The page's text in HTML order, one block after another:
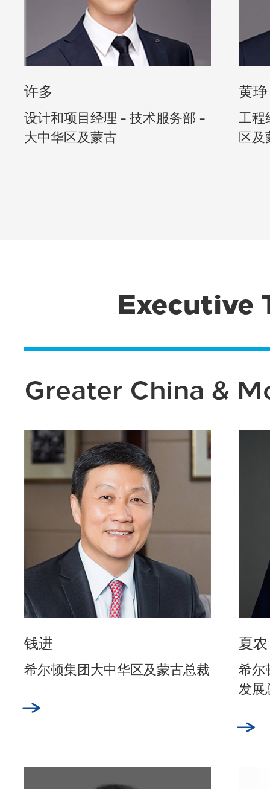
许多
设计和项目经理 - 技术服务部 -
大中华区及蒙古
黄琤
工程
区及
Executive
Greater China &
钱进
希尔顿集团大中华区及蒙古总裁
夏农
希尔
发展